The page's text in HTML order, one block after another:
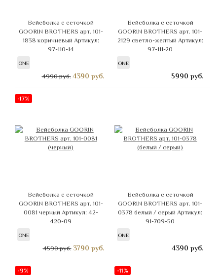
Бейсболка с сеточкой
GOORIN BROTHERS арт. 101-
1838 коричневый Артикул:
97-110-14
ONE
4990 руб. 4390 руб.
Бейсболка с сеточкой
GOORIN BROTHERS арт. 101-
2129 светло-желтый Артикул:
97-111-20
ONE
5990 руб.
-17%
Бейсболка с сеточкой
GOORIN BROTHERS арт. 101-
0081 черный Артикул: 42-
420-09
ONE
4590 руб. 3790 руб.
Бейсболка с сеточкой
GOORIN BROTHERS арт. 101-
0378 белый / серыйАртикул:
91-709-50
ONE
4390 руб.
-9% -11%